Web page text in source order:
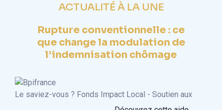
ACTUALITÉ À LA UNE
Rupture conventionnelle : ce
que change la modulation de
l’indemnisation chômage
Le saviez-vous ? Fonds Impact Local - Soutien aux